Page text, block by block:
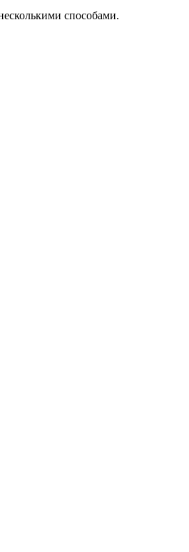
способами.